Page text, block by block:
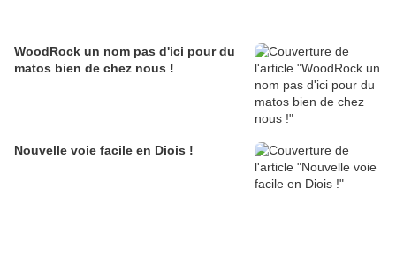
WoodRock un nom pas d'ici pour du
matos bien de chez nous !
Nouvelle voie facile en Diois !